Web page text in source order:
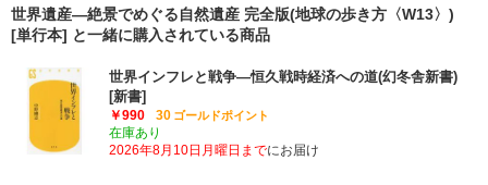
世界遺産―絶景でめぐる自然遺産 完全版(地球の歩き方〈W13〉)
[単行本] と一緒に購入されている商品
世界インフレと戦争―恒久戦時経済への道(幻冬舎新書)
[新書]
￥990 30 ゴールドポイント
在庫あり
2026年8月10日月曜日までにお届け